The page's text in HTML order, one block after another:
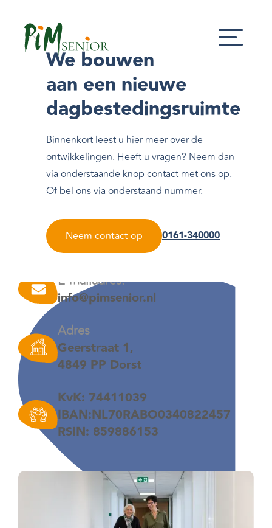
We bouwen
aan een nieuwe
dagbestedingsruimte
Binnenkort leest u hier meer over de
ontwikkelingen. Heeft u vragen? Neem dan
via onderstaande knop contact met ons op.
Of bel ons via onderstaand nummer.
Neem contact op 0161-340000
Telefoonnummer:
0161-340000
E-mailadres:
info@pimsenior.nl
Adres
Geerstraat 1,
4849 PP Dorst
KvK: 74411039
IBAN:NL70RABO0340822457
RSIN: 859886153
Neem contact
met ons op